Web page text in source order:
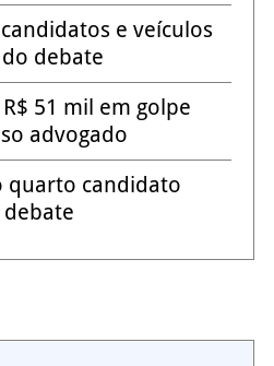
e veículos
debate
51 mil em golpe
advogado
quarto candidato